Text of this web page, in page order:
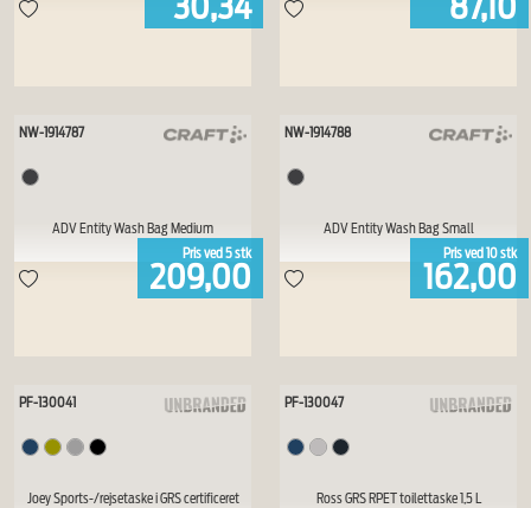
NW-1914787
ADV Entity Wash Bag Medium
Pris ved 5stk
209,00
NW-1914788
ADV Entity Wash Bag Small
Pris ved 10stk
162,00
PF-130041
Joey Sports-/rejsetaske i GRS certificeret
PF-130047
Ross GRS RPET toilettaske 1,5 L